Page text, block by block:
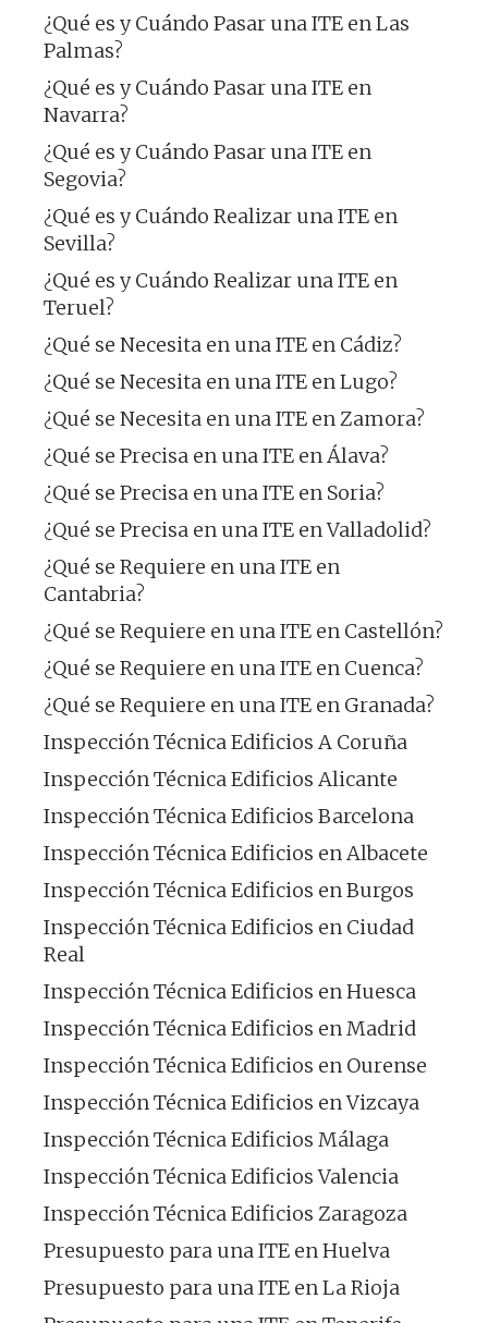
¿Qué es y Cuándo Pasar una ITE en Las
Palmas?
¿Qué es y Cuándo Pasar una ITE en
Navarra?
¿Qué es y Cuándo Pasar una ITE en
Segovia?
¿Qué es y Cuándo Realizar una ITE en
Sevilla?
¿Qué es y Cuándo Realizar una ITE en
Teruel?
¿Qué se Necesita en una ITE en Cádiz?
¿Qué se Necesita en una ITE en Lugo?
¿Qué se Necesita en una ITE en Zamora?
¿Qué se Precisa en una ITE en Álava?
¿Qué se Precisa en una ITE en Soria?
¿Qué se Precisa en una ITE en Valladolid?
¿Qué se Requiere en una ITE en
Cantabria?
¿Qué se Requiere en una ITE en Castellón?
¿Qué se Requiere en una ITE en Cuenca?
¿Qué se Requiere en una ITE en Granada?
Inspección Técnica Edificios A Coruña
Inspección Técnica Edificios Alicante
Inspección Técnica Edificios Barcelona
Inspección Técnica Edificios en Albacete
Inspección Técnica Edificios en Burgos
Inspección Técnica Edificios en Ciudad
Real
Inspección Técnica Edificios en Huesca
Inspección Técnica Edificios en Madrid
Inspección Técnica Edificios en Ourense
Inspección Técnica Edificios en Vizcaya
Inspección Técnica Edificios Málaga
Inspección Técnica Edificios Valencia
Inspección Técnica Edificios Zaragoza
Presupuesto para una ITE en Huelva
Presupuesto para una ITE en La Rioja